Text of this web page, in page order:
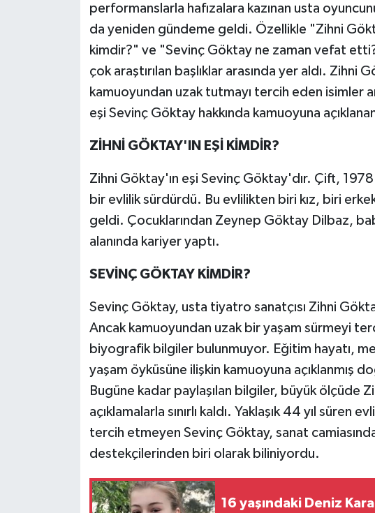
performanslarla hafızalara kazınan usta
da yeniden gündeme geldi. Özellikle "Zihni
kimdir?" ve "Sevinç Göktay ne zaman vefat
çok araştırılan başlıklar arasında yer aldı. Zihni
kamuoyundan uzak tutmayı tercih eden isimler
eşi Sevinç Göktay hakkında kamuoyuna
ZİHNİ GÖKTAY'IN EŞİ KİMDİR?
Zihni Göktay'ın eşi Sevinç Göktay'dır. Çift, 1978
bir evlilik sürdürdü. Bu evlilikten biri kız, biri
geldi. Çocuklarından Zeynep Göktay Dilbaz,
alanında kariyer yaptı.
SEVİNÇ GÖKTAY KİMDİR?
Sevinç Göktay, usta tiyatro sanatçısı Zihni
Ancak kamuoyundan uzak bir yaşam sürmeyi
biyografik bilgiler bulunmuyor. Eğitim hayatı,
yaşam öyküsüne ilişkin kamuoyuna açıklanmış
Bugüne kadar paylaşılan bilgiler, büyük ölçüde
açıklamalarla sınırlı kaldı. Yaklaşık 44 yıl süren
tercih etmeyen Sevinç Göktay, sanat
destekçilerinden biri olarak biliniyordu.
16 yaşındaki Deniz
KAHRAMANMARAŞ